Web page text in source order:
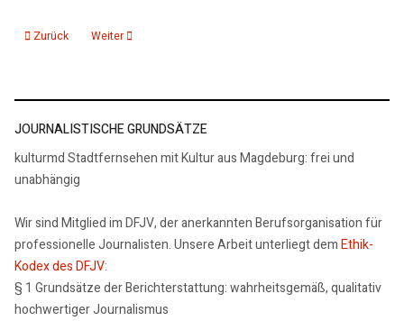
Vorheriger Beitrag: 27.02.26: Oberbürgermeisterin Simone Borris verfügt
Zurück Nächster Beitrag: 27.02.26: Erlass stärkt politische Bildung
Weiter
JOURNALISTISCHE GRUNDSÄTZE
kulturmd Stadtfernsehen mit Kultur aus Magdeburg: frei und
unabhängig
Wir sind Mitglied im DFJV, der anerkannten Berufsorganisation für
professionelle Journalisten. Unsere Arbeit unterliegt demEthik-
Kodex des DFJV:
§ 1 Grundsätze der Berichterstattung: wahrheitsgemäß, qualitativ
hochwertiger Journalismus